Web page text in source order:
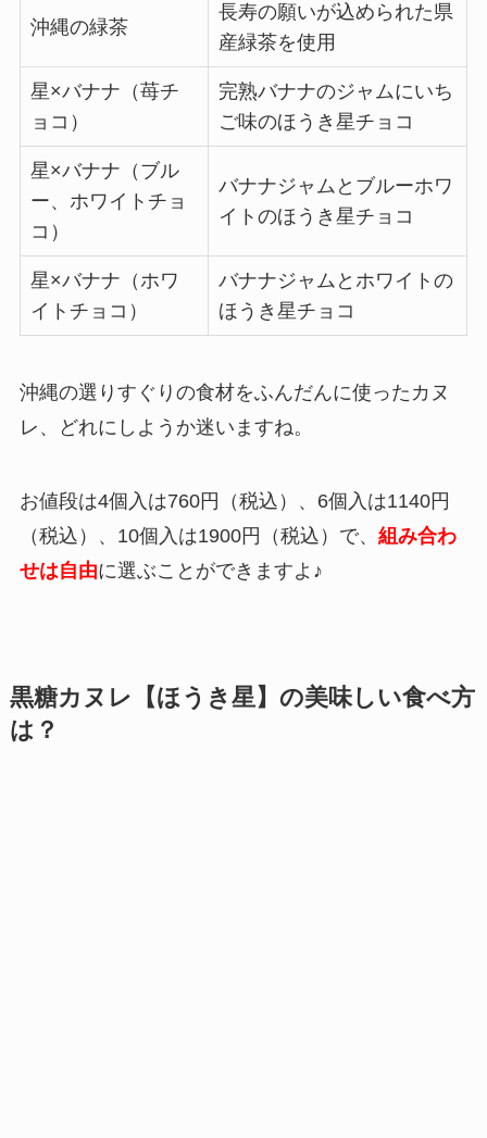
沖縄の緑茶
長寿の願いが込められた県
産緑茶を使用
星×バナナ（苺チ
ョコ）
完熟バナナのジャムにいち
ご味のほうき星チョコ
星×バナナ（ブル
ー、ホワイトチョ
コ）
バナナジャムとブルーホワ
イトのほうき星チョコ
星×バナナ（ホワ
イトチョコ）
バナナジャムとホワイトの
ほうき星チョコ
沖縄の選りすぐりの食材をふんだんに使ったカヌ
レ、どれにしようか迷いますね。
お値段は4個入は760円（税込）、6個入は1140円
（税込）、10個入は1900円（税込）で、 組み合わ
せは自由に選ぶことができますよ♪
黒糖カヌレ【ほうき星】の美味しい食べ方
は？